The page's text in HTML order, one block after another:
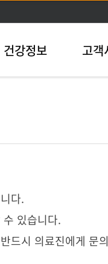
바로가기
건강정보 고객
다.
있습니다.
드시 의료진에게 문